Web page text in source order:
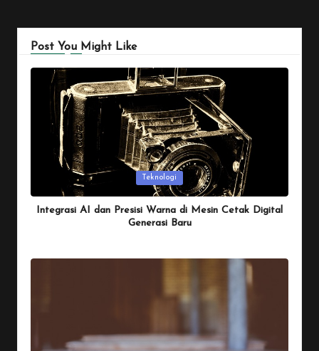
Post You Might Like
Teknologi
Integrasi AI dan Presisi Warna di Mesin Cetak Digital
Generasi Baru